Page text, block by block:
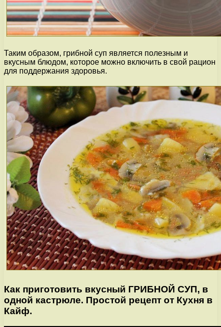
Таким образом, грибной суп является полезным и
вкусным блюдом, которое можно включить в свой рацион
для поддержания здоровья.
Как приготовить вкусный ГРИБНОЙ СУП, в
одной кастрюле. Простой рецепт от Кухня в
Кайф.